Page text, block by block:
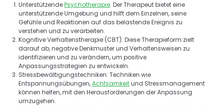
Unterstützende Psychotherapie: Der Therapeut bietet eine
unterstützende Umgebung und hilft dem Einzelnen, seine
Gefühle und Reaktionen auf das belastende Ereignis zu
verstehen und zu verarbeiten.
Kognitive Verhaltenstherapie (CBT): Diese Therapieform zielt
darauf ab, negative Denkmuster und Verhaltensweisen zu
identifizieren und zu verändern, um positive
Anpassungsstrategien zu entwickeln.
Stressbewältigungstechniken: Techniken wie
Entspannungsübungen, Achtsamkeit und Stressmanagement
können helfen, mit den Herausforderungen der Anpassung
umzugehen.